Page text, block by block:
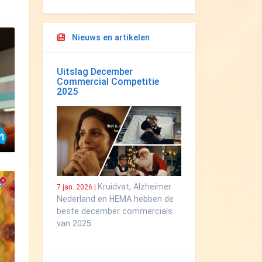
Nieuws en artikelen
Uitslag December
Commercial Competitie
2025
7 jan. 2026 | Kruidvat, Alzheimer
Nederland en HEMA hebben de
beste december commercials
van 2025